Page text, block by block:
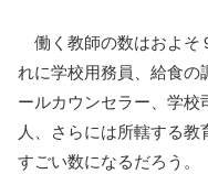
働く教師の数はおよそ
れに学校用務員、給食の
ールカウンセラー、学
人、さらには所轄する
すごい数になるだろう。